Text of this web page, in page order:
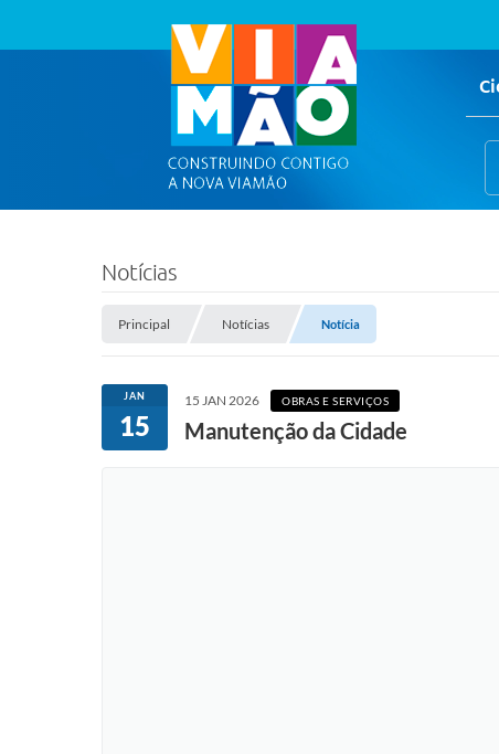
Notícias
Principal Notícias Notícia
JAN
15
15 JAN 2026 OBRAS E SERVIÇOS
Manutenção da Cidade